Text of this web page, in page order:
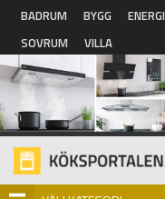
Hoppa till huvudinnehåll
BADRUM BYGG ENERGI
SOVRUM
VILLA